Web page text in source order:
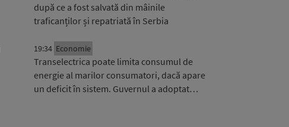
după ce a fost salvată din mâinile
traficanților și repatriată în Serbia
19:34 Economie
Transelectrica poate limita consumul de
energie al marilor consumatori, dacă apare
un deficit în sistem. Guvernul a adoptat…